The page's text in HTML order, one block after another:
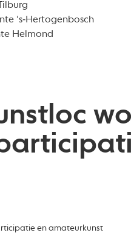
‘s‑Hertogenbosch
Helmond
en amateurkunst